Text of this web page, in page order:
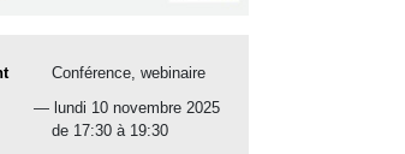
Conférence, webinaire
date(s)
lundi 10 novembre 2025
de 17:30 à 19:30